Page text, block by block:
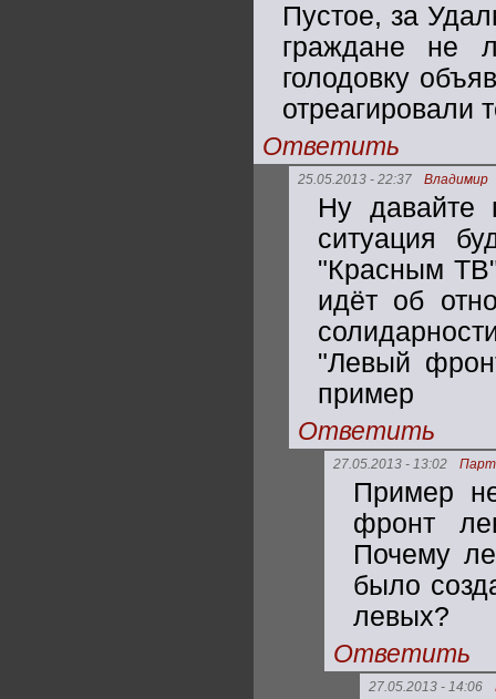
Пустое, за
граждане не
голодовку
отреагировали
Ответить
25.05.2013 - 22:37 Владимир
Ну давайте
ситуация
"Красным
идёт об
"Левый
пример
Ответить
27.05.2013 - 13:02
Пример
фронт
Почему
было
левых?
Ответить
27.05.2013 - 14:06